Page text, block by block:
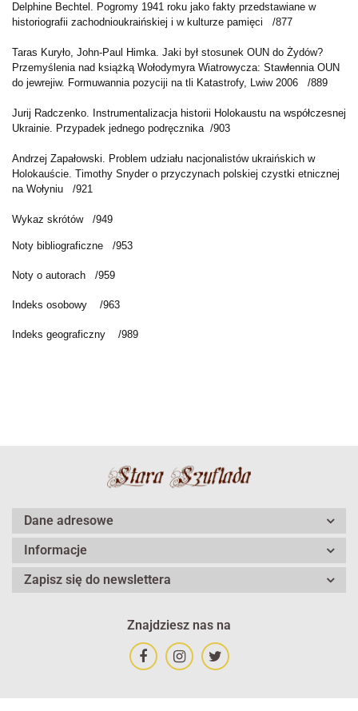
Delphine Bechtel. Pogromy 1941 roku jako fakty przedstawiane w
historiografii zachodnioukraińskiej i w kulturze pamięci
/877
Taras Kuryło, John-Paul Himka. Jaki był stosunek OUN do Żydów?
Przemyślenia nad książką Wołodymyra Wiatrowycza: Stawłennia OUN
do jewrejiw. Formuwannia pozyciji na tli Katastrofy, Lwiw 2006
/889
Jurij Radczenko. Instrumentalizacja historii Holokaustu na współczesnej
Ukrainie. Przypadek jednego podręcznika /903
Andrzej Zapałowski. Problem udziału nacjonalistów ukraińskich w
Holokauście. Timothy Snyder o przyczynach polskiej czystki etnicznej
na Wołyniu
/921
Wykaz skrótów /949
Noty bibliograficzne /953
Noty o autorach /959
Indeks osobowy /963
Indeks geograficzny /989
Dane adresowe
Informacje
Zapisz się do newslettera
Znajdziesz nas na